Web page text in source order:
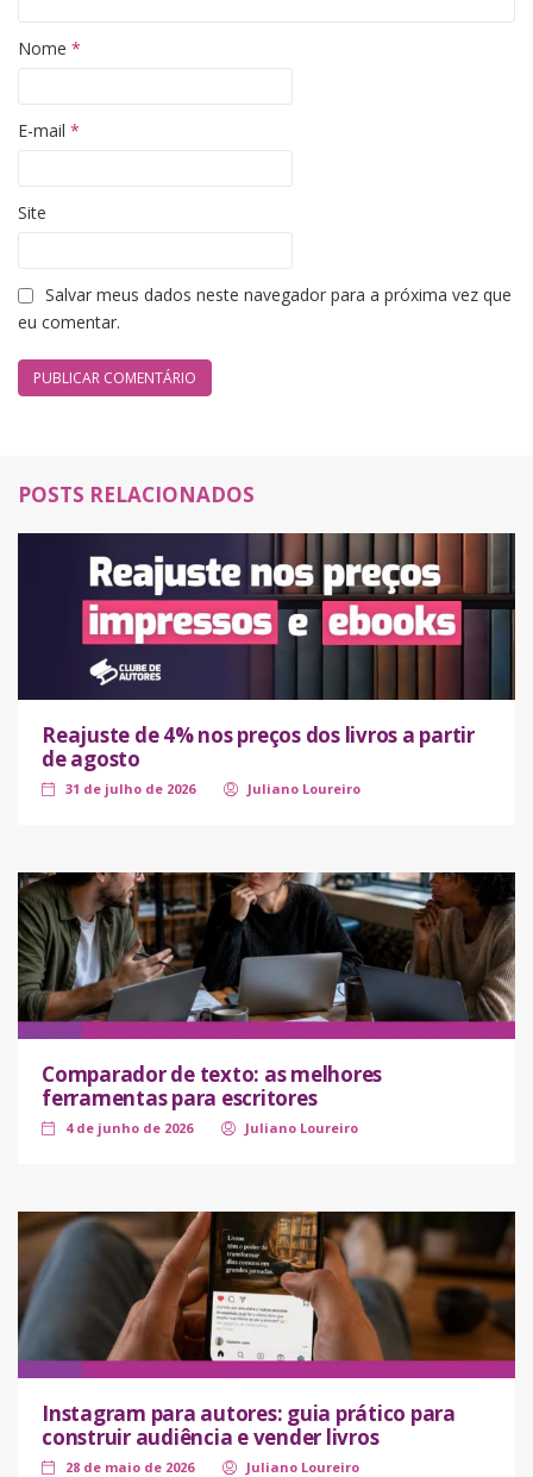
Nome *
E-mail *
Site
Salvar meus dados neste navegador para a próxima vez que
eu comentar.
POSTS RELACIONADOS
Reajuste de 4% nos preços dos livros a partir
de agosto
31 de julho de 2026 Juliano Loureiro
Comparador de texto: as melhores
ferramentas para escritores
4 de junho de 2026 Juliano Loureiro
Instagram para autores: guia prático para
construir audiência e vender livros
28 de maio de 2026 Juliano Loureiro